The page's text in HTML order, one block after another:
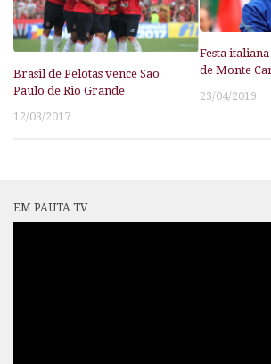
Brasil de Pelotas vence São
Paulo de Rio Grande
12/03/2017
Festa
de Monte
23/04/2019
EM PAUTA TV